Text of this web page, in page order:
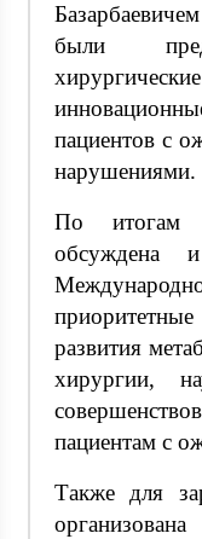
были
пациентов с
нарушениями.
По итогам
обсуждена
развития
хирургии,
пациентам с
Также для